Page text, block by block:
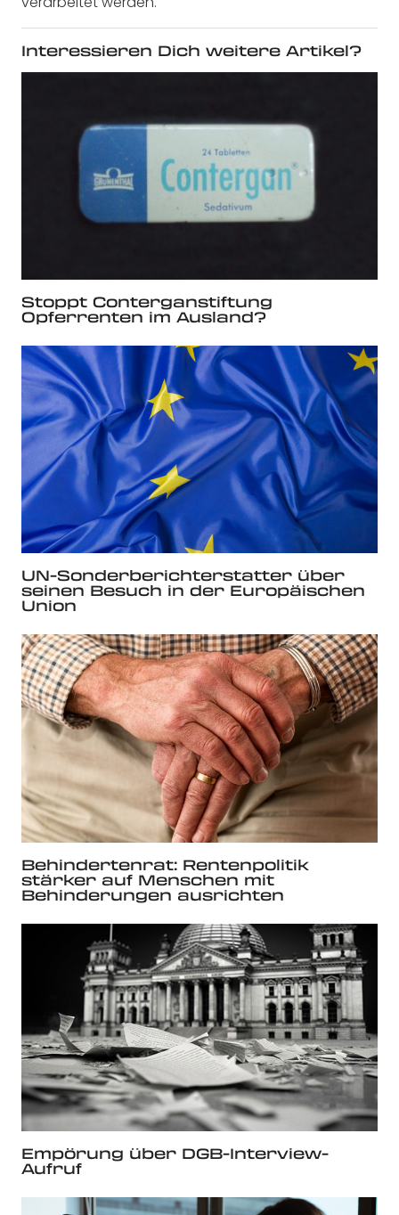
Interessieren Dich weitere Artikel?
Stoppt Conterganstiftung
Opferrenten im Ausland?
UN-Sonderberichterstatter über
seinen Besuch in der Europäischen
Union
Behindertenrat: Rentenpolitik
stärker auf Menschen mit
Behinderungen ausrichten
Empörung über DGB-Interview-
Aufruf